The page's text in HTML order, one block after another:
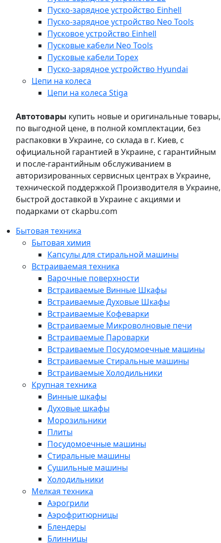
Пуско-зарядное устройство Einhell
Пуско-зарядное устройство Neo Tools
Пусковое устройство Einhell
Пусковые кабели Neo Tools
Пусковые кабели Topex
Пуско-зарядное устройство Hyundai
Цепи на колеса
Цепи на колеса Stiga
Автотовары купить новые и оригинальные товары,
по выгодной цене, в полной комплектации, без
распаковки в Украине, со склада в г. Киев, с
официальной гарантией в Украине, с гарантийным
и после-гарантийным обслуживанием в
авторизированных сервисных центрах в Украине,
технической поддержкой Производителя в Украине,
быстрой доставкой в Украине с акциями и
подарками от ckapbu.com
Бытовая техника
Бытовая химия
Капсулы для стиральной машины
Встраиваемая техника
Варочные поверхности
Встраиваемые Винные Шкафы
Встраиваемые Духовые Шкафы
Встраиваемые Кофеварки
Встраиваемые Микроволновые печи
Встраиваемые Пароварки
Встраиваемые Посудомоечные машины
Встраиваемые Стиральные машины
Встраиваемые Холодильники
Крупная техника
Винные шкафы
Духовые шкафы
Морозильники
Плиты
Посудомоечные машины
Стиральные машины
Сушильные машины
Холодильники
Мелкая техника
Аэрогрили
Аэрофритюрницы
Блендеры
Блинницы